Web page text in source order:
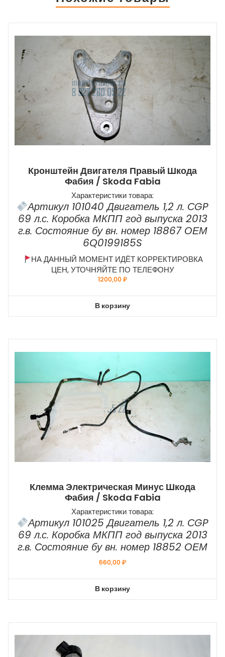
Кронштейн Двигателя Правый Шкода
Фабия / Skoda Fabia
Характеристики товара:
Артикул 101040 Двигатель 1,2 л. СGP
69 л.с. Коробка МКПП год выпуска 2013
г.в. Состояние бу вн. номер 18867 ОЕМ
6Q0199185S
НА ДАННЫЙ МОМЕНТ ИДЁТ КОРРЕКТИРОВКА
ЦЕН, УТОЧНЯЙТЕ ПО ТЕЛЕФОНУ
1200,00₽
В корзину
Клемма Электрическая Минус Шкода
Фабия / Skoda Fabia
Характеристики товара:
Артикул 101025 Двигатель 1,2 л. СGP
69 л.с. Коробка МКПП год выпуска 2013
г.в. Состояние бу вн. номер 18852 ОЕМ
660,00₽
В корзину